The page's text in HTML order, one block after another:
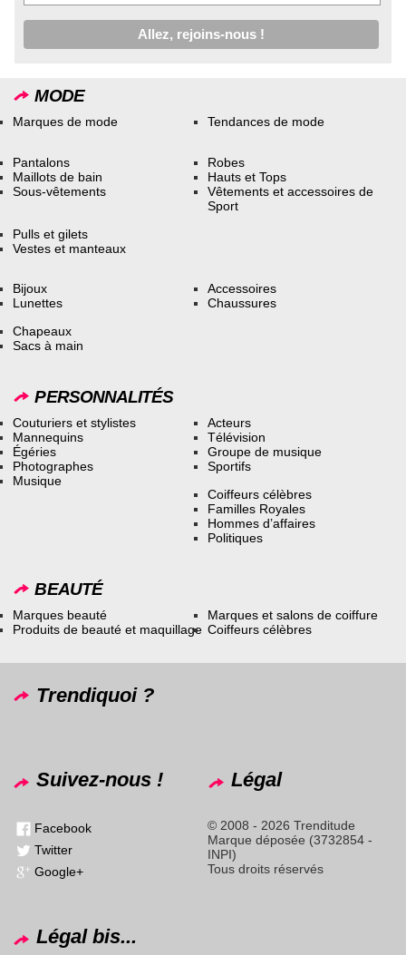
MODE
Marques de mode Tendances de mode
Pantalons
Maillots de bain
Sous-vêtements
Robes
Hauts et Tops
Vêtements et accessoires de
Sport
Pulls et gilets
Vestes et manteaux
Bijoux
Lunettes
Accessoires
Chaussures
Chapeaux
Sacs à main
PERSONNALITÉS
Couturiers et stylistes
Mannequins
Égéries
Photographes
Musique
Acteurs
Télévision
Groupe de musique
Sportifs
Coiffeurs célèbres
Familles Royales
Hommes d’affaires
Politiques
BEAUTÉ
Marques beauté
Produits de beauté et maquillage
Marques et salons de coiffure
Coiffeurs célèbres
Trendiquoi ?
Suivez-nous !
Facebook
Twitter
Google+
Légal
© 2008 - 2026 Trenditude
Marque déposée (3732854 -
INPI)
Tous droits réservés
Légal bis...